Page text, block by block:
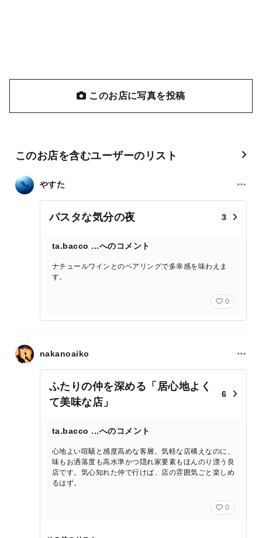
このお店に写真を投稿
このお店を含むユーザーのリスト
やすた
パスタな気分の夜 3
ta.bacco ...へのコメント
ナチュールワインとのペアリングで多幸感を味わえま
す。
0
nakanoaiko
ふたりの仲を深める「居心地よく
て美味な店」
6
ta.bacco ...へのコメント
心地よい喧騒と感度高めな客層。気軽な店構えなのに、
味もお洒落度も高水準かつ隠れ家要素もほんのり漂う良
店です。気心知れた仲で行けば、店の雰囲気ごと楽しめ
るはず。
0